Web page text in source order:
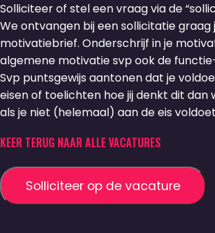
Solliciteer of stel een vraag via de
We ontvangen bij een sollicitatie graag
motivatiebrief. Onderschrijf in je
algemene motivatie svp ook de
Svp puntsgewijs aantonen dat je
eisen of toelichten hoe jij denkt dit dan
als je niet (helemaal) aan de eis
KEER TERUG NAAR ALLE VACATURES